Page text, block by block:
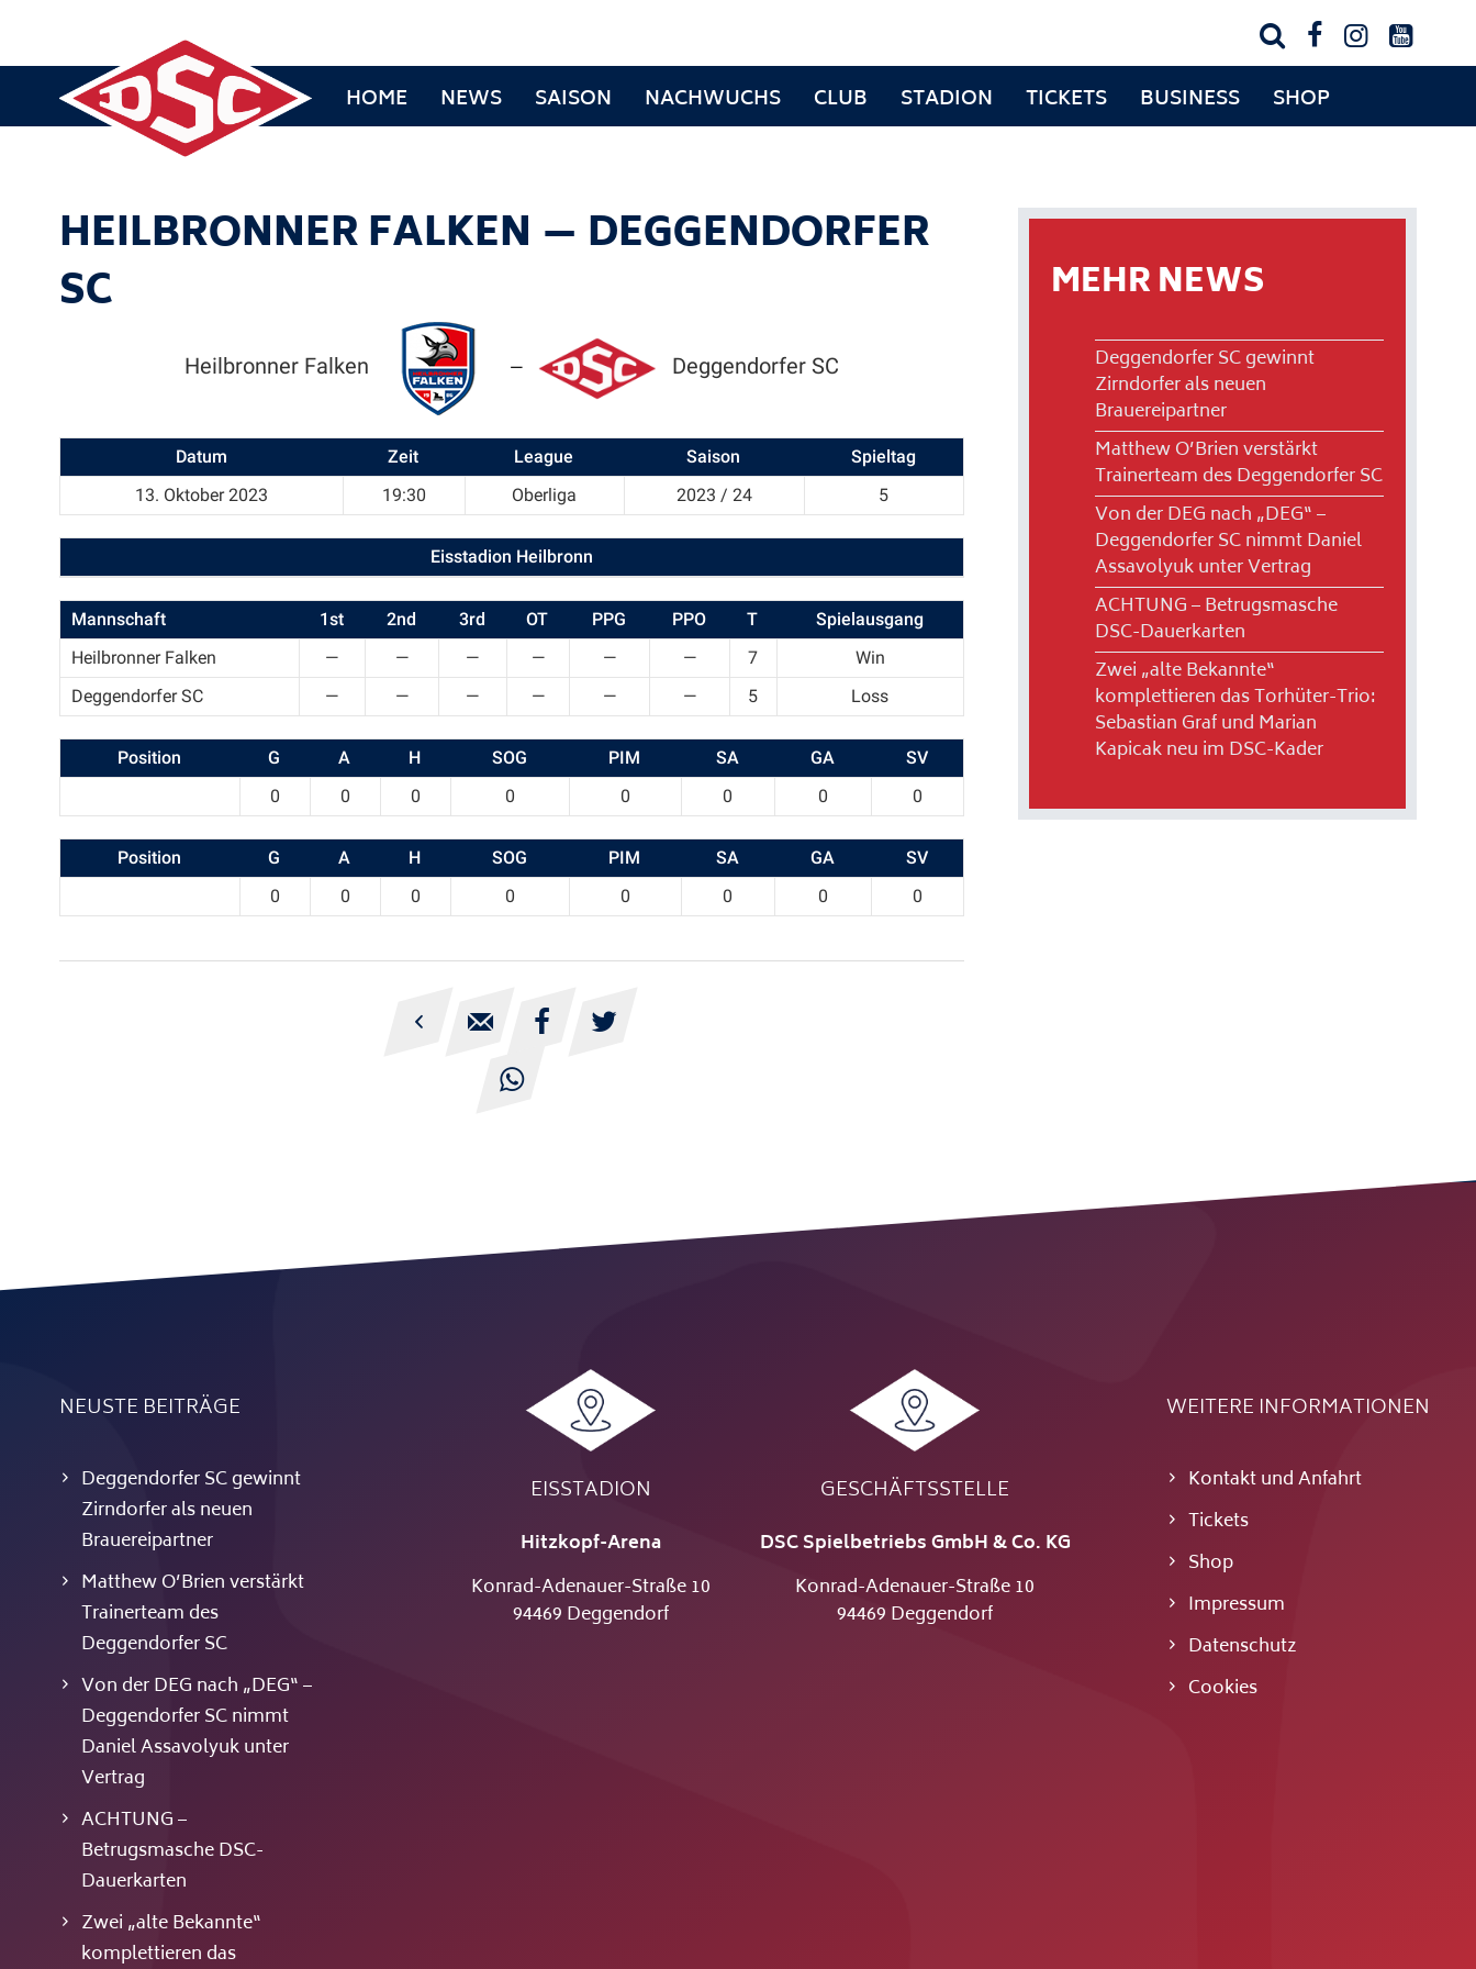
   
HOME NEWS SAISON NACHWUCHS CLUB STADION TICKETS BUSINESS SHOP
HEILBRONNER FALKEN — DEGGENDORFER
SC
Heilbronner Falken — Deggendorfer SC
Datum Zeit League Saison
Spieltag
13. Oktober 2023
19:30 Oberliga 2023 / 24 5
Eisstadion Heilbronn
Mannschaft 1st 2nd 3rd OT PPG PPO T
Spielausgang
Heilbronner Falken
— — — — — — 7
Win
Deggendorfer SC
— — — — — — 5 Loss
Position G A H SOG PIM SA GA
SV
0
0 0 0 0 0 0 0
Position G A H SOG PIM SA GA
SV
0
0 0 0 0 0 0 0
  


MEHR NEWS
Deggendorfer SC gewinnt
Zirndorfer als neuen
Brauereipartner
Matthew O’Brien verstärkt
Trainerteam des Deggendorfer SC
Von der DEG nach „DEG“ –
Deggendorfer SC nimmt Daniel
Assavolyuk unter Vertrag
ACHTUNG – Betrugsmasche
DSC-Dauerkarten
Zwei „alte Bekannte“
komplettieren das Torhüter-Trio:
Sebastian Graf und Marian
Kapicak neu im DSC-Kader
NEUSTE BEITRÄGE
Deggendorfer SC gewinnt
Zirndorfer als neuen
Brauereipartner
Matthew O’Brien verstärkt
Trainerteam des
Deggendorfer SC
Von der DEG nach „DEG“ –
Deggendorfer SC nimmt
Daniel Assavolyuk unter
Vertrag
ACHTUNG –
Betrugsmasche DSC-
Dauerkarten
Zwei „alte Bekannte“
komplettieren das
EISSTADION
Hitzkopf-Arena
Konrad-Adenauer-Straße 10
94469 Deggendorf
GESCHÄFTSSTELLE
DSC Spielbetriebs GmbH & Co. KG
Konrad-Adenauer-Straße 10
94469 Deggendorf
WEITERE INFORMATIONEN
Kontakt und Anfahrt
Tickets
Shop
Impressum
Datenschutz
Cookies